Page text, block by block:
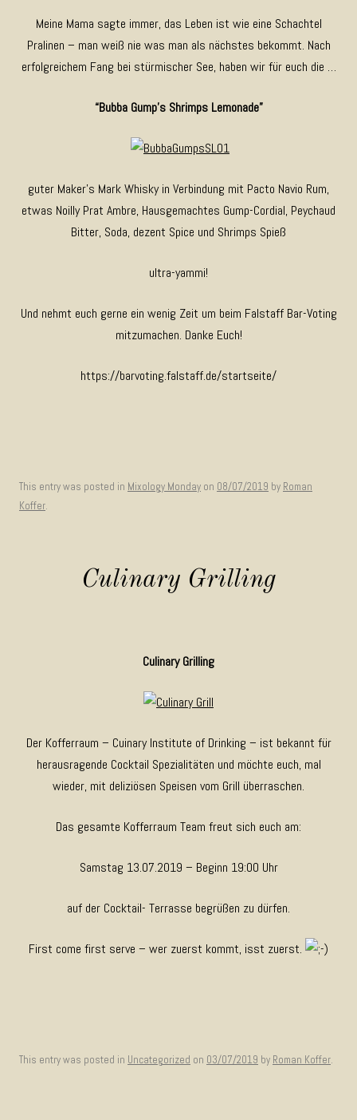
Meine Mama sagte immer, das Leben ist wie eine Schachtel
Pralinen – man weiß nie was man als nächstes bekommt. Nach
erfolgreichem Fang bei stürmischer See, haben wir für euch die …
“Bubba Gump’s Shrimps Lemonade”
guter Maker’s Mark Whisky in Verbindung mit Pacto Navio Rum,
etwas Noilly Prat Ambre, Hausgemachtes Gump-Cordial, Peychaud
Bitter, Soda, dezent Spice und Shrimps Spieß
ultra-yammi!
Und nehmt euch gerne ein wenig Zeit um beim Falstaff Bar-Voting
mitzumachen. Danke Euch!
https://barvoting.falstaff.de/startseite/
This entry was posted in Mixology Monday on 08/07/2019 by Roman
Koffer.
Culinary Grilling
Culinary Grilling
Der Kofferraum – Cuinary Institute of Drinking – ist bekannt für
herausragende Cocktail Spezialitäten und möchte euch, mal
wieder, mit deliziösen Speisen vom Grill überraschen.
Das gesamte Kofferraum Team freut sich euch am:
Samstag 13.07.2019 – Beginn 19:00 Uhr
auf der Cocktail- Terrasse begrüßen zu dürfen.
First come first serve – wer zuerst kommt, isst zuerst.
This entry was posted in Uncategorized on 03/07/2019 by Roman Koffer.